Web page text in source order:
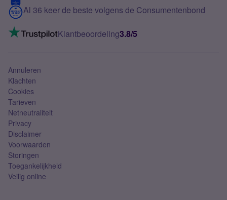
Mobiel internet
Mobiel abonnement
Contact
VoLTE 4G bellen
Al 36 keer de beste volgens de Consumentenbond
Klantbeoordeling3.8/5
Annuleren
Klachten
Cookies
Tarieven
Netneutraliteit
Privacy
Disclaimer
Voorwaarden
Storingen
Toegankelijkheid
Veilig online